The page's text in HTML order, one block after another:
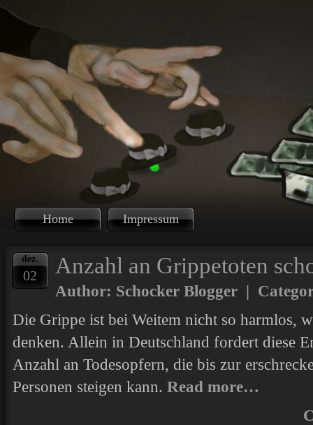
Home Impressum
dez.
02 Anzahl an Grippetoten
Author: Schocker Blogger |
Die Grippe ist bei Weitem nicht so harmlos,
denken. Allein in Deutschland fordert diese
Anzahl an Todesopfern, die bis zur
Personen steigen kann. Read more…